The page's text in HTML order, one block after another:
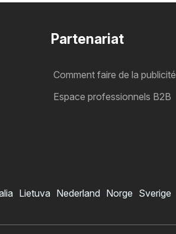
Partenariat
Comment faire de la publicité
Espace professionnels B2B
Lietuva Nederland Norge Sverige